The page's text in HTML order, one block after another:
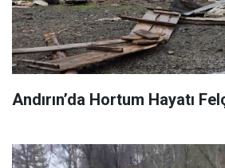
Andırın’da Hortum Hayatı